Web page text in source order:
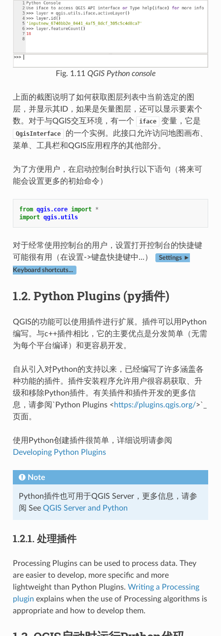
Fig. 1.11 QGIS Python console
上面的截图说明了如何获取图层列表中当前选定的图
层，并显示其ID，如果是矢量图层，还可以显示要素个
数。对于与QGIS交互环境，有一个
iface 变量，它是
QgisInterface
的一个实例。此接口允许访问地图画布、
菜单、工具栏和QGIS应用程序的其他部分。
为了方便用户，在启动控制台时执行以下语句（将来可
能会设置更多的初始命令）
from qgis.core import *
import qgis.utils
对于经常使用控制台的用户，设置打开控制台的快捷键
可能很有用（在设置->键盘快捷键中...）
Settings ►
Keyboard shortcuts...
1.2. Python Plugins (py插件)
QGIS的功能可以使用插件进行扩展。插件可以用Python
编写。与c++插件相比，它的主要优点是分发简单（无需
为每个平台编译）和更容易开发。
自从引入对Python的支持以来，已经编写了许多涵盖各
种功能的插件。插件安装程序允许用户很容易获取、升
级和移除Python插件。有关插件和插件开发的更多信
息，请参阅`Python Plugins <https://plugins.qgis.org/>`_
页面。
使用Python创建插件很简单，详细说明请参阅
Developing Python Plugins
Note
Python插件也可用于QGIS Server，更多信息，请参
阅 See QGIS Server and Python
1.2.1. 处理插件
Processing Plugins can be used to process data. They
are easier to develop, more specific and more
lightweight than Python Plugins. Writing a Processing
plugin explains when the use of Processing algorithms is
appropriate and how to develop them.